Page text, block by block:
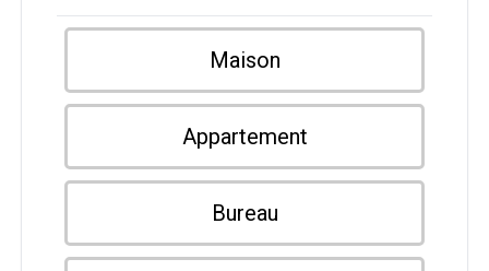
Maison
Appartement
Bureau